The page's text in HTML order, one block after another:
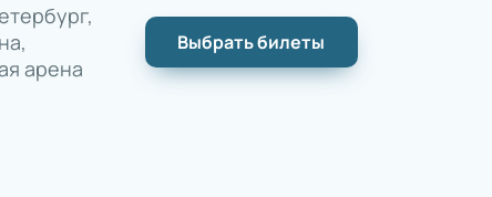
арена
Выбрать билеты